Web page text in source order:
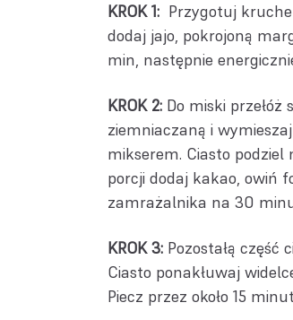
KROK 1: Przygotuj
dodaj jajo, pokrojoną
min, następnie
KROK 2: Do miski
ziemniaczaną i wymieszaj
mikserem. Ciasto podziel
porcji dodaj kakao, owiń
zamrażalnika na 30
KROK 3: Pozostałą część
Ciasto ponakłuwaj
Piecz przez około 15